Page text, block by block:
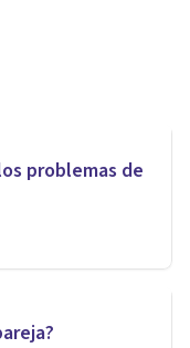
problemas de
y